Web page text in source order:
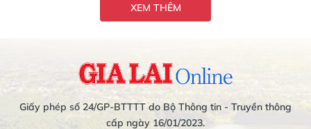
XEM THÊM
Giấy phép số 24/GP-BTTTT do Bộ Thông tin - Truyền thông
cấp ngày 16/01/2023.